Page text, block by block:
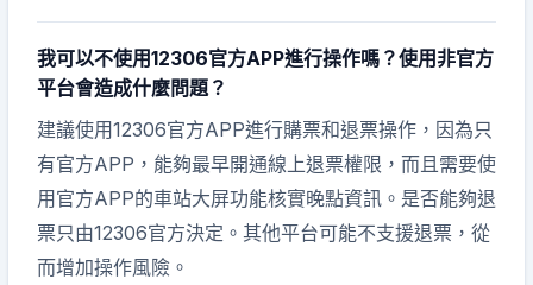
我可以不使用12306官方APP進行操作嗎？使用非官方
平台會造成什麼問題？
建議使用12306官方APP進行購票和退票操作，因為只
有官方APP，能夠最早開通線上退票權限，而且需要使
用官方APP的車站大屏功能核實晚點資訊。是否能夠退
票只由12306官方決定。其他平台可能不支援退票，從
而增加操作風險。